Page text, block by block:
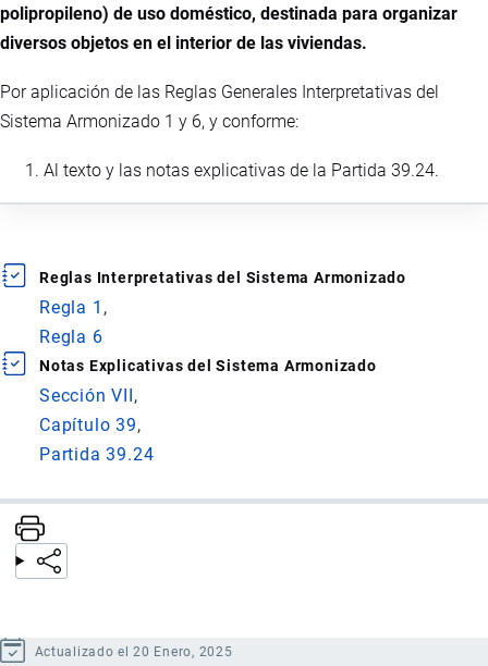
polipropileno) de uso doméstico, destinada para organizar
diversos objetos en el interior de las viviendas.
Por aplicación de las Reglas Generales Interpretativas del
Sistema Armonizado 1 y 6, y conforme:
Al texto y las notas explicativas de la Partida 39.24.
Reglas Interpretativas del Sistema Armonizado
Regla 1
Regla 6
Notas Explicativas del Sistema Armonizado
Sección VII
Capítulo 39
Partida 39.24
Actualizado el 20 Enero, 2025